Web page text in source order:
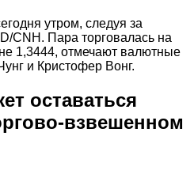
утром, следуя за
CNH. Пара торговалась на
1,3444, отмечают валютные
и Кристофер Вонг.
оставаться
взвешенном